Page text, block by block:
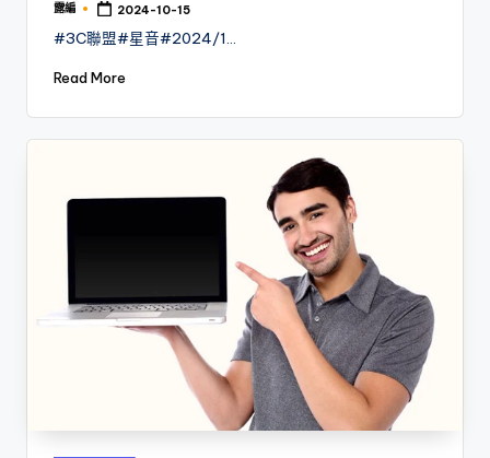
Posted
露編 2024-10-15
#3C聯盟#星音#2024/1…
Read More